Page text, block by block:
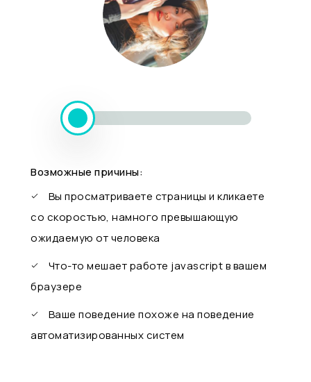
Возможные причины:
Вы просматриваете страницы и кликаете
со скоростью, намного превышающую
ожидаемую от человека
Что-то мешает работе javascript в вашем
браузере
Ваше поведение похоже на поведение
автоматизированных систем